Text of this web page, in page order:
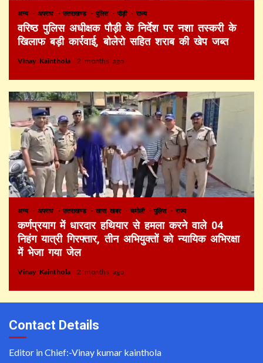
अन्य अपराध उत्तराखण्ड पुलिस पौड़ी राज्य
वरिष्ठ पुलिस अधीक्षक पौड़ी के निर्देश पर नशा तस्करी के
खिलाफ बड़ी कार्रवाई, बोलेरो सहित शराब की खेप जब्त
Vinay Kainthola 2 months ago
अन्य अपराध उत्तराखण्ड खास खबर चमोली पुलिस राज्य
कर्णप्रयाग में धारदार हथियार से हमला करने वाले 04
निहंग यात्री गिरफ्तार, तीन अभियुक्तों को न्यायिक अभिरक्षा
में भेजा गया जेल
Vinay Kainthola 2 months ago
Contact Details
Editor in Chief:-Vinay kumar kainthola